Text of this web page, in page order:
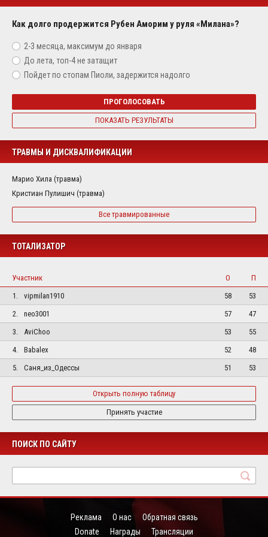
Как долго продержится Рубен Аморим у руля «Милана»?
2-3 месяца, максимум до января
До лета, топ-4 не затащит
Пойдет по стопам Пиоли, задержится надолго
ПРОГОЛОСОВАТЬ
ПОКАЗАТЬ РЕЗУЛЬТАТЫ
ТРАВМЫ И ДИСКВАЛИФИКАЦИИ
Марио Хила (травма)
Кристиан Пулишич (травма)
Все травмированные
ТОТАЛИЗАТОР
Участник О
П
1.
vipmilan1910 58
53
2.
neo3001 57
47
3.
AviChoo 53
55
4.
Babalex 52
48
5.
Саня_из_Одессы 51 53
Открыть полную таблицу
Принять участие
ПОИСК ПО САЙТУ
Реклама О нас
Обратная связь
Donate
Награды Трансляции